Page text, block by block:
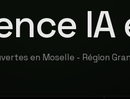
IA
en Moselle - Région